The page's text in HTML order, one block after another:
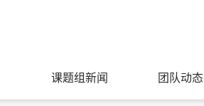
课题组新闻 团队动态